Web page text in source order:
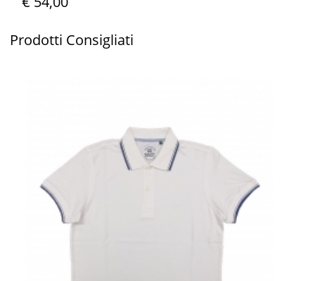
Prodotti Consigliati